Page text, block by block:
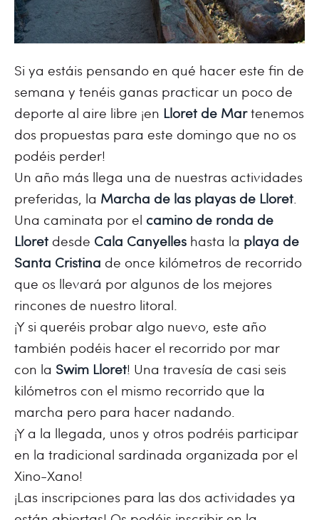
Si ya estáis pensando en qué hacer este fin de
semana y tenéis ganas practicar un poco de
deporte al aire libre ¡en Lloret de Martenemos
dos propuestas para este domingo que no os
podéis perder!
Un año más llega una de nuestras actividades
preferidas, la Marcha de las playas de Lloret.
Una caminata por el camino de ronda de
Lloret desde Cala Canyelles hasta la playa de
Santa Cristina de once kilómetros de recorrido
que os llevará por algunos de los mejores
rincones de nuestro litoral.
¡Y si queréis probar algo nuevo, este año
también podéis hacer el recorrido por mar
con la Swim Lloret! Una travesía de casi seis
kilómetros con el mismo recorrido que la
marcha pero para hacer nadando.
¡Y a la llegada, unos y otros podréis participar
en la tradicional sardinada organizada por el
Xino-Xano!
¡Las inscripciones para las dos actividades ya